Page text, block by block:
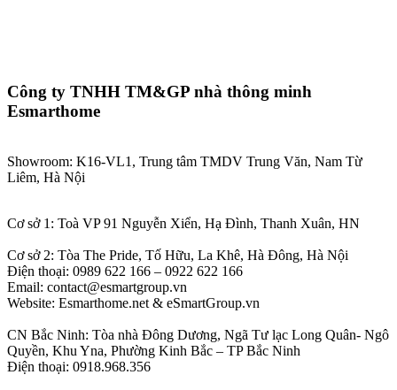
Công ty TNHH TM&GP nhà thông minh
Esmarthome
Showroom: K16-VL1, Trung tâm TMDV Trung Văn, Nam Từ
Liêm, Hà Nội
Cơ sở 1: Toà VP 91 Nguyễn Xiển, Hạ Đình, Thanh Xuân, HN
Cơ sở 2: Tòa The Pride, Tố Hữu, La Khê, Hà Đông, Hà Nội
Điện thoại: 0989 622 166 – 0922 622 166
Email: contact@esmartgroup.vn
Website: Esmarthome.net & eSmartGroup.vn
CN Bắc Ninh: Tòa nhà Đông Dương, Ngã Tư lạc Long Quân- Ngô
Quyền, Khu Yna, Phường Kinh Bắc – TP Bắc Ninh
Điện thoại: 0918.968.356